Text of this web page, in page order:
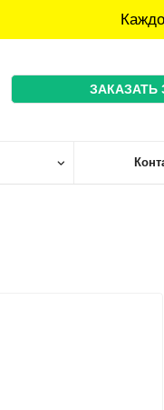
ЗАКАЗАТЬ